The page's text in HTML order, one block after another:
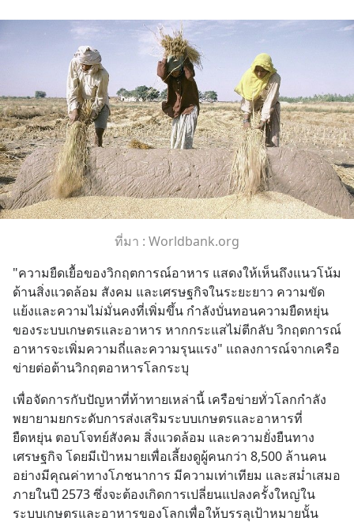
ที่มา : Worldbank.org
"ความยืดเยื้อของวิกฤตการณ์อาหาร แสดงให้เห็นถึงแนวโน้ม
ด้านสิ่งแวดล้อม สังคม และเศรษฐกิจในระยะยาว ความขัด
แย้งและความไม่มั่นคงที่เพิ่มขึ้น กำลังบั่นทอนความยืดหยุ่น
ของระบบเกษตรและอาหาร หากกระแสไม่ตีกลับ วิกฤตการณ์
อาหารจะเพิ่มความถี่และความรุนแรง" แถลงการณ์จากเครือ
ข่ายต่อต้านวิกฤตอาหารโลกระบุ
เพื่อจัดการกับปัญหาที่ท้าทายเหล่านี้ เครือข่ายทั่วโลกกำลัง
พยายามยกระดับการส่งเสริมระบบเกษตรและอาหารที่
ยืดหยุ่น ตอบโจทย์สังคม สิ่งแวดล้อม และความยั่งยืนทาง
เศรษฐกิจ โดยมีเป้าหมายเพื่อเลี้ยงดูผู้คนกว่า 8,500 ล้านคน
อย่างมีคุณค่าทางโภชนาการ มีความเท่าเทียม และสม่ำเสมอ
ภายในปี 2573 ซึ่งจะต้องเกิดการเปลี่ยนแปลงครั้งใหญ่ใน
ระบบเกษตรและอาหารของโลกเพื่อให้บรรลุเป้าหมายนั้น